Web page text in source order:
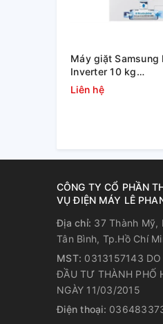
áo làm từ vải cotton,
Máy giặt Samsung
Inverter 10 kg
Liên hệ
CÔNG TY CỔ PHẦN
VỤ ĐIỆN MÁY LÊ
Địa chỉ: 37 Thành Mỹ,
Tân Bình, Tp.Hồ Chí
MST: 0313157143 DO
ĐẦU TƯ THÀNH PHỐ
NGÀY 11/03/2015
Điện thoại: